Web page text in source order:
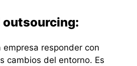
outsourcing:
empresa responder con
cambios del entorno. Es